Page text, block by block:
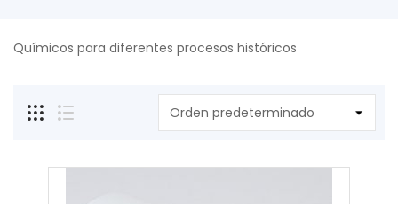
Químicos para diferentes procesos históricos